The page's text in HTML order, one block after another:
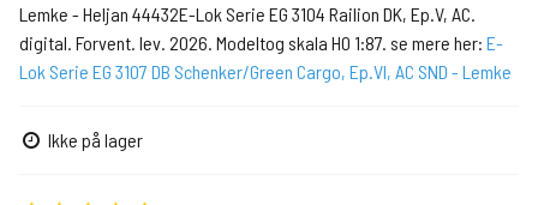
Lemke - Heljan 44432E-Lok Serie EG 3104 Railion DK, Ep.V, AC.
digital. Forvent. lev. 2026. Modeltog skala H0 1:87. se mere her: E-
Lok Serie EG 3107 DB Schenker/Green Cargo, Ep.VI, AC SND - Lemke
Ikke på lager